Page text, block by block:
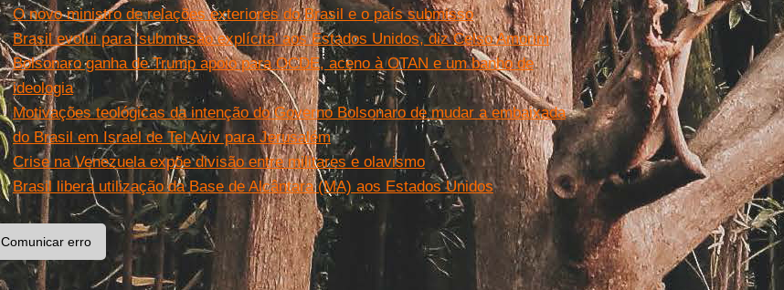
O novo ministro de relações exteriores do Brasil e o país submisso
Brasil evolui para 'submissão explícita' aos Estados Unidos, diz Celso Amorim
Bolsonaro ganha de Trump apoio para OCDE, aceno à OTAN e um banho de
ideologia
Motivações teológicas da intenção do Governo Bolsonaro de mudar a embaixada
do Brasil em Israel de Tel Aviv para Jerusalém
Crise na Venezuela expõe divisão entre militares e olavismo
Brasil libera utilização da Base de Alcântara (MA) aos Estados Unidos
Comunicar erro